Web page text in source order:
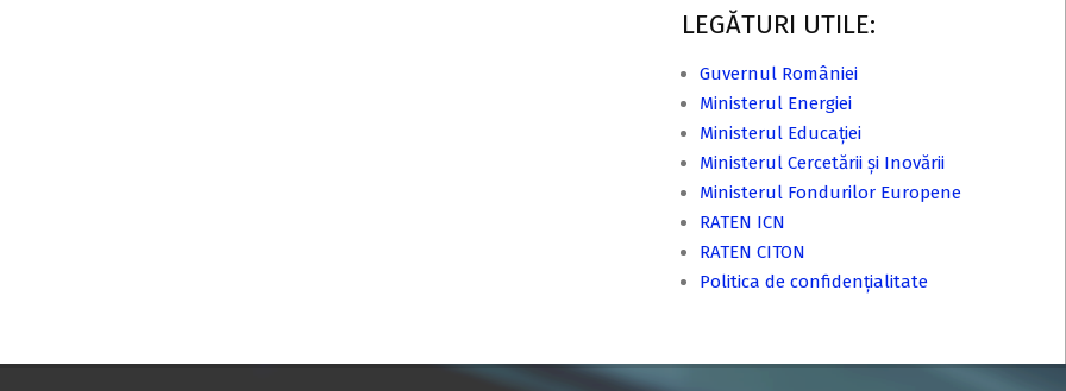
LEGĂTURI UTILE:
Guvernul României
Ministerul Energiei
Ministerul Educației
Ministerul Cercetării și Inovării
Ministerul Fondurilor Europene
RATEN ICN
RATEN CITON
Politica de confidențialitate